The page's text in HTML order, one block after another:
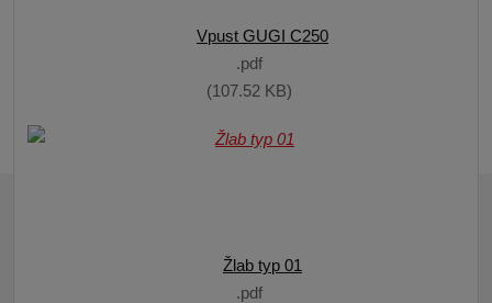
Žlab typ 01 SW9 plech A15
pdf
147.64 KB
Žlab typ 01 GUGI C250
pdf
Vpust GUGI C250
pdf
107.52 KB
Žlab typ 01
pdf
NENAŠLI JSTE NĚCO? NAPIŠTE